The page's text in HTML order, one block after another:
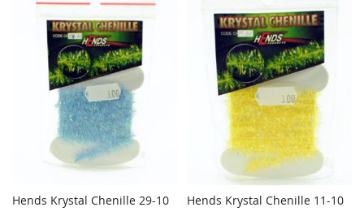
Hends Krystal Chenille 29-10
Hends Krystal Chenille 11-10